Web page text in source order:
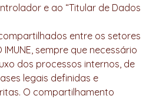
e ao “Titular de Dados
entre os setores
IMUNE, sempre que necessário
dos processos internos, de
legais definidas e
O compartilhamento